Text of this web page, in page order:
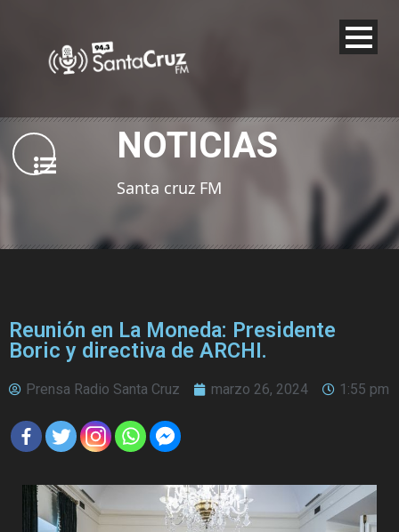
NOTICIAS
Santa cruz FM
Reunión en La Moneda: Presidente
Boric y directiva de ARCHI.
Prensa Radio Santa Cruz marzo 26, 2024 1:55 pm